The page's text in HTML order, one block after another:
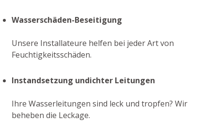
Wasserschäden-Beseitigung
Unsere Installateure helfen bei jeder Art von
Feuchtigkeitsschäden.
Instandsetzung undichter Leitungen
Ihre Wasserleitungen sind leck und tropfen? Wir
beheben die Leckage.